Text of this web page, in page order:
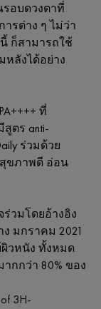
อบดวงตาที่
รต่าง ๆ ไม่ว่า
ก็สามารถใช้
มหลังได้อย่าง
ที่
ตร anti-
ร่วมด้วย
ขภาพดี อ่อน
ร่วมโดยอ้างอิง
มกราคม 2021
วหนัง ทั้งหมด
กกว่า 80% ของ
3H-